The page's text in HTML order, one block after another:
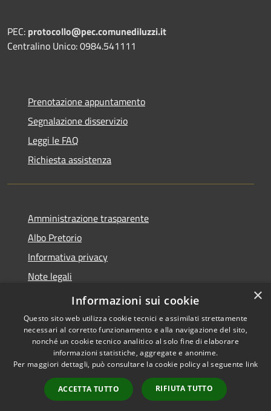
PEC: protocollo@pec.comunediluzzi.it
Centralino Unico: 0984.541111
Prenotazione appuntamento
Segnalazione disservizio
Leggi le FAQ
Richiesta assistenza
Amministrazione trasparente
Albo Pretorio
Informativa privacy
Note legali
Dichiarazione di accessibilità
Accessibilità
Copyright © 2026 • Comune di
Luzzi • Powered by
Municipium•
Accesso
redazione
×
Informazioni sui cookie
Questo sito web utilizza cookie tecnici e assimilati strettamente
necessari al corretto funzionamento e alla navigazione del sito,
nonché un cookie tecnico analitico al solo fine di elaborare
informazioni statistiche, aggregate e anonime.
Per maggiori dettagli, può consultare la cookie policy al seguente link
ACCETTA TUTTO RIFIUTA TUTTO